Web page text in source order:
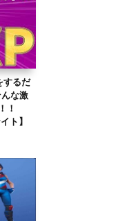
するだ
な激
！！
ト】